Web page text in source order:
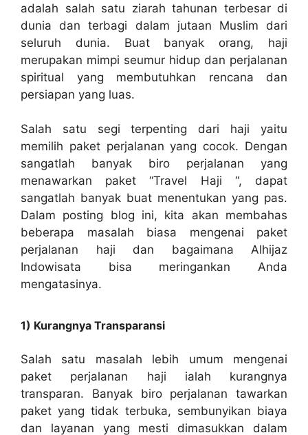
adalah salah satu ziarah tahunan terbesar di
dunia dan terbagi dalam jutaan Muslim dari
seluruh dunia. Buat banyak orang, haji
merupakan mimpi seumur hidup dan perjalanan
spiritual yang membutuhkan rencana dan
persiapan yang luas.
Salah satu segi terpenting dari haji yaitu
memilih paket perjalanan yang cocok. Dengan
sangatlah banyak biro perjalanan yang
menawarkan paket “Travel Haji “, dapat
sangatlah banyak buat menentukan yang pas.
Dalam posting blog ini, kita akan membahas
beberapa masalah biasa mengenai paket
perjalanan haji dan bagaimana Alhijaz
Indowisata bisa meringankan Anda
mengatasinya.
1) Kurangnya Transparansi
Salah satu masalah lebih umum mengenai
paket perjalanan haji ialah kurangnya
transparan. Banyak biro perjalanan tawarkan
paket yang tidak terbuka, sembunyikan biaya
dan layanan yang mesti dimasukkan dalam